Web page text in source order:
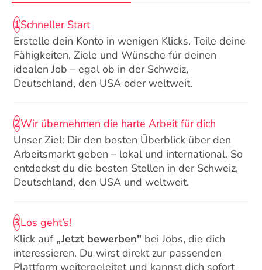
1Schneller Start
Erstelle dein Konto in wenigen Klicks. Teile deine
Fähigkeiten, Ziele und Wünsche für deinen
idealen Job – egal ob in der Schweiz,
Deutschland, den USA oder weltweit.
2Wir übernehmen die harte Arbeit für dich
Unser Ziel: Dir den besten Überblick über den
Arbeitsmarkt geben – lokal und international. So
entdeckst du die besten Stellen in der Schweiz,
Deutschland, den USA und weltweit.
3Los geht’s!
Klick auf „Jetzt bewerben" bei Jobs, die dich
interessieren. Du wirst direkt zur passenden